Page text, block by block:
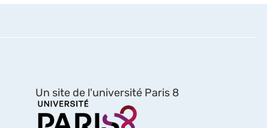
Un site de l'université Paris 8